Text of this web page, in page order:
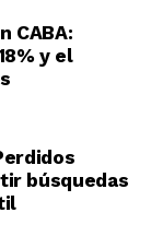
CABA:
y el
búsquedas